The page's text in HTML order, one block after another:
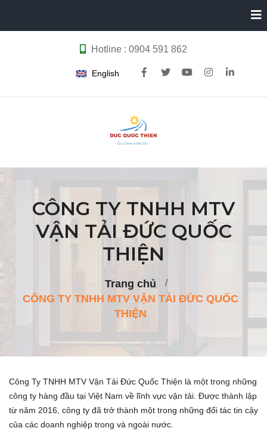
CÔNG TY TNHH MTV
VẬN TẢI ĐỨC QUỐC
THIỆN
Trang chủ
CÔNG TY TNHH MTV VẬN TẢI ĐỨC QUỐC
THIỆN
Công Ty TNHH MTV Vận Tải Đức Quốc Thiện là một trong những
công ty hàng đầu tại Việt Nam về lĩnh vực vận tải. Được thành lập
từ năm 2016, công ty đã trở thành một trong những đối tác tin cậy
của các doanh nghiệp trong và ngoài nước.
Hotline : 0904 591 862
English